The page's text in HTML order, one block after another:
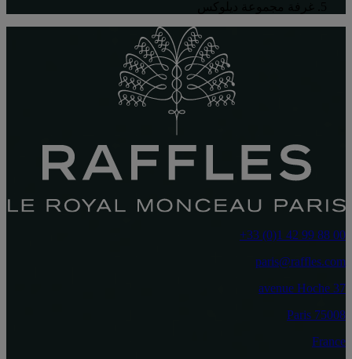
‎+33 (0)1 42 99 88 00‏
paris@raffles.com
37 avenue Hoche
75008 Paris
France